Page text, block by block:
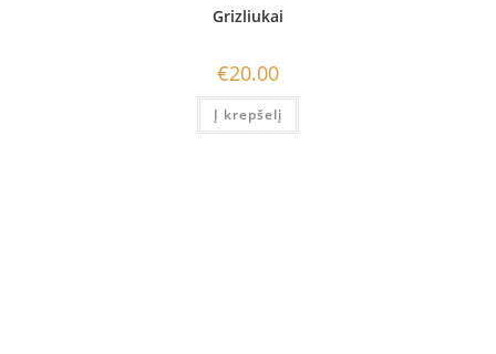
Grizliukai
€20.00
Į krepšelį